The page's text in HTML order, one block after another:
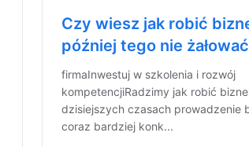
Czy wiesz jak robić
później tego nie
firmaInwestuj w szkolenia i rozwój
kompetencjiRadzimy jak robić
dzisiejszych czasach prowadzenie
coraz bardziej konk...